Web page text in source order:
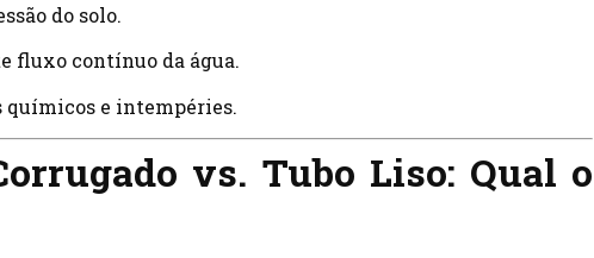
do solo.
fluxo contínuo da água.
químicos e intempéries.
vs. Tubo Liso: Qual o